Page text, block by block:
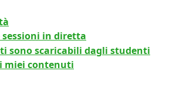
sessioni in diretta
sono scaricabili dagli studenti
miei contenuti